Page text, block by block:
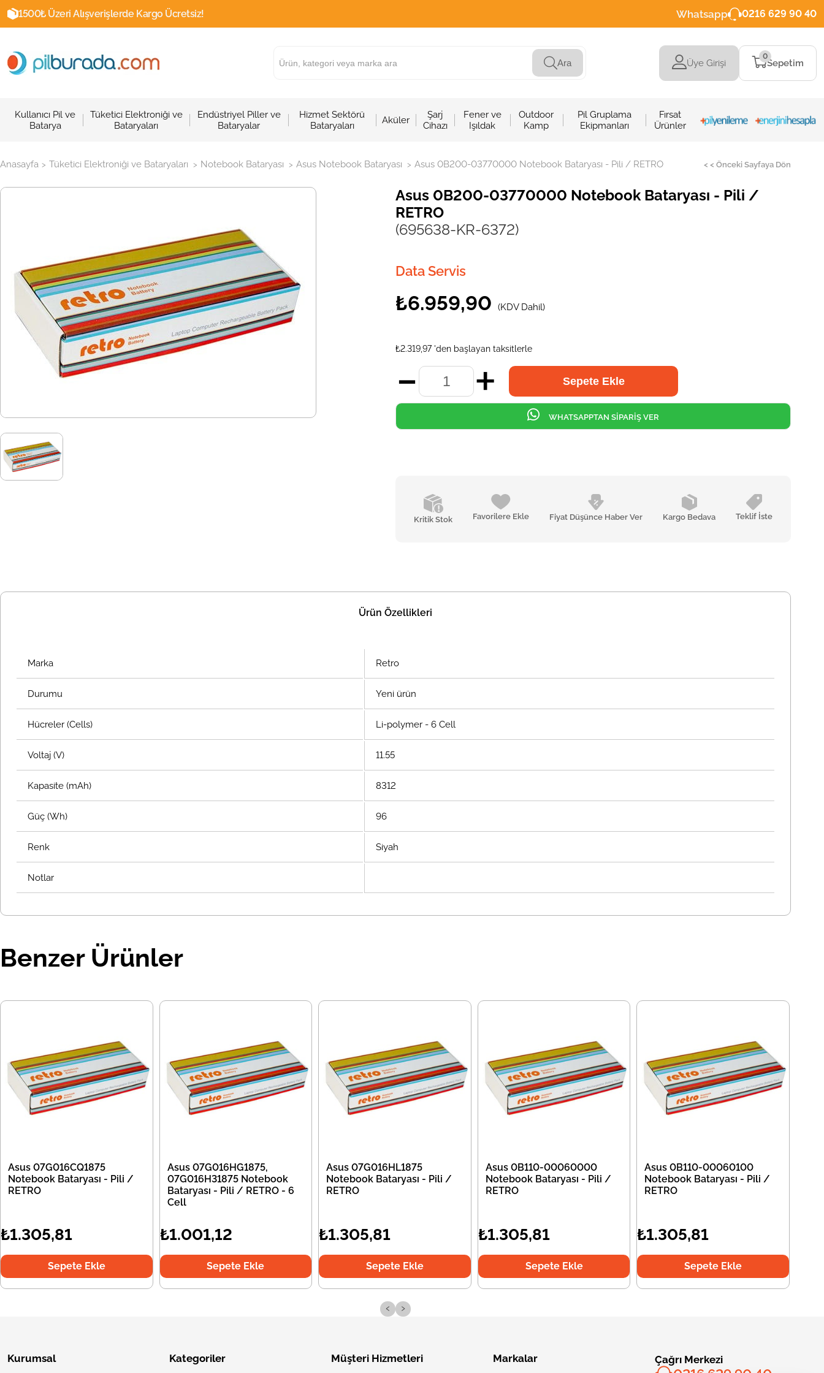
1500₺ Üzeri Alışverişlerde Kargo Ücretsiz! Whatsapp 0216 629 90 40
Ara Üye Girişi Sepetim
0
Kullanıcı Pil ve
Batarya
Tüketici Elektroniği ve
Bataryaları
Endüstriyel Piller ve
Bataryalar
Hizmet Sektörü
Bataryaları
Aküler
Şarj
Cihazı
Fener ve
Işıldak
Outdoor
Kamp
Pil Gruplama
Ekipmanları
Fırsat
Ürünler
Anasayfa > Tüketici Elektroniği ve Bataryaları > Notebook Bataryası > Asus Notebook Bataryası > Asus 0B200-03770000 Notebook Bataryası - Pili / RETRO < < Önceki Sayfaya Dön
Asus 0B200-03770000 Notebook Bataryası - Pili /
RETRO
(695638-KR-6372)
Data Servis
₺6.959,90 (KDV Dahil)
₺2.319,97 'den başlayan taksitlerle
Kritik Stok Favorilere Ekle Fiyat Düşünce Haber Ver Kargo Bedava Teklif İste
WHATSAPPTAN SİPARİŞ VER
Ürün Özellikleri
Marka Retro
Durumu Yeni ürün
Hücreler (Cells) Li-polymer - 6 Cell
Voltaj (V) 11.55
Kapasite (mAh) 8312
Güç (Wh) 96
Renk Siyah
Notlar
Benzer Ürünler
Asus 07G016CQ1875
Notebook Bataryası - Pili /
RETRO
₺1.305,81
Sepete Ekle
Asus 07G016HG1875,
07G016H31875 Notebook
Bataryası - Pili / RETRO - 6
Cell
₺1.001,12
Sepete Ekle
Asus 07G016HL1875
Notebook Bataryası - Pili /
RETRO
₺1.305,81
Sepete Ekle
Asus 0B110-00060000
Notebook Bataryası - Pili /
RETRO
₺1.305,81
Sepete Ekle
Asus 0B110-00060100
Notebook Bataryası - Pili /
RETRO
₺1.305,81
Sepete Ekle
‹ ›
Kurumsal Kategoriler Müşteri Hizmetleri Markalar Çağrı Merkezi